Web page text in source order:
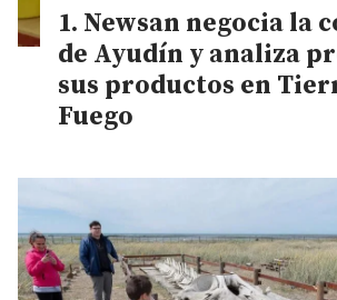
Newsan negocia la
de Ayudín y analiza
sus productos en
Fuego